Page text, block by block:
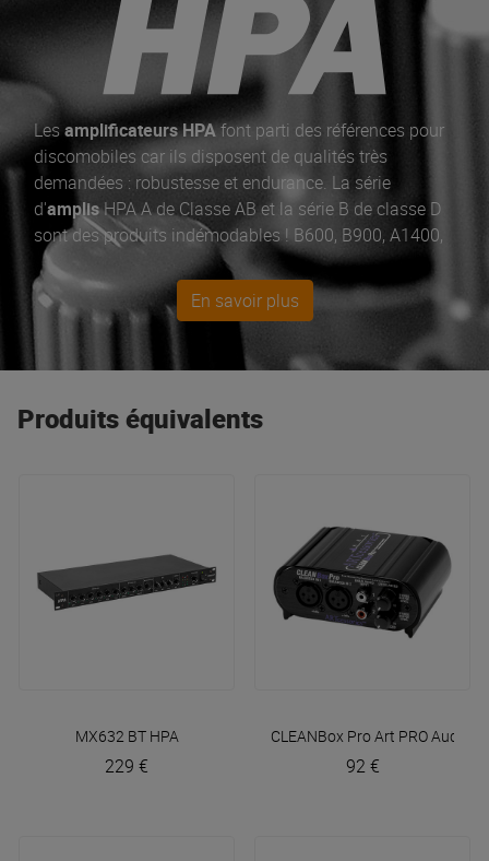
Lesamplificateurs HPAfont parti des références pour
discomobiles car ils disposent de qualités très
demandées : robustesse et endurance. La série
d'amplisHPA A de Classe AB et la série B de classe D
sont des produits indémodables ! B600, B900, A1400,
A1800 sont les best-sellers SonoVente.com !
En savoir plus
Produits équivalents
MX632 BT HPA
229 €
CLEANBox Pro Art PRO Audio
92 €